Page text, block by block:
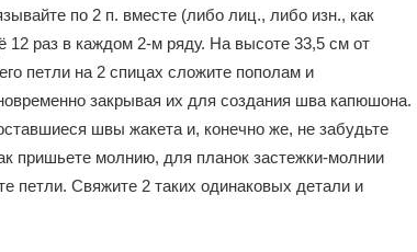
по 2 п. вместе (либо лиц., либо изн., как
12 раз в каждом 2-м ряду. На высоте 33,5 см от
петли на 2 спицах сложите пополам и
закрывая их для создания шва капюшона.
швы жакета и, конечно же, не забудьте
пришьете молнию, для планок застежки-молнии
петли. Свяжите 2 таких одинаковых детали и